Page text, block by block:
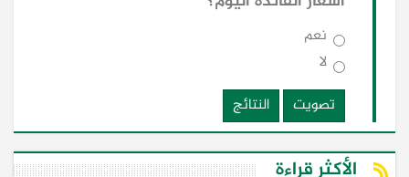
نعم
لا
تصويت
النتائج
الأكثر قراءة